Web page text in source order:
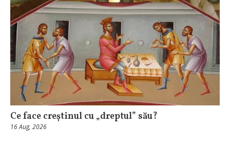
Ce face creștinul cu „dreptul” său?
16 Aug, 2026